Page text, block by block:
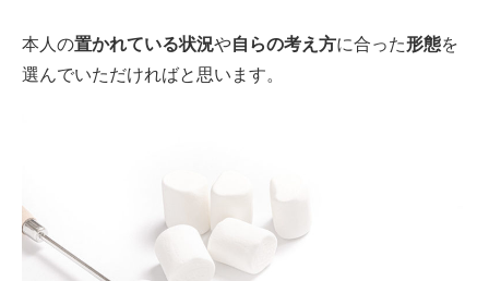
本人の置かれている状況や自らの考え方に合った形態を
選んでいただければと思います。